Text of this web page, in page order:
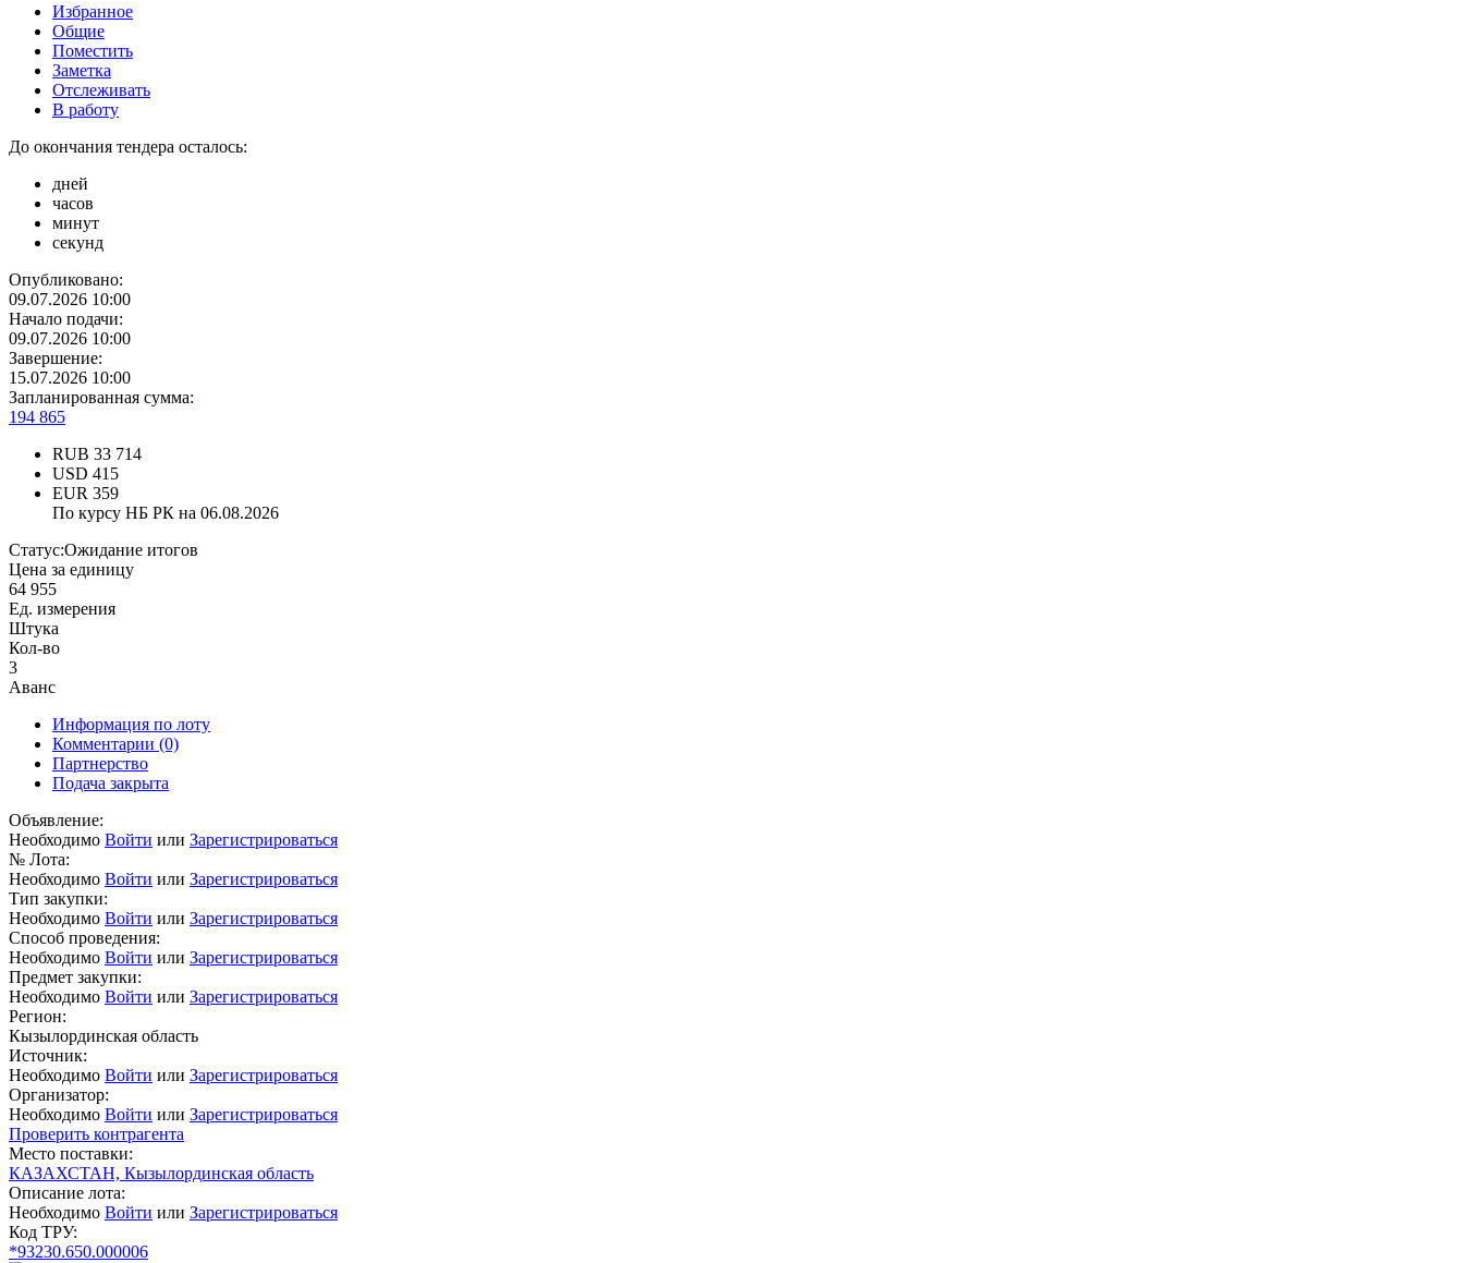
Избранное
Общие
Поместить
Заметка
Отслеживать
В работу
До окончания тендера осталось:
дней
часов
минут
секунд
Опубликовано:
09.07.2026 10:00
Начало подачи:
09.07.2026 10:00
Завершение:
15.07.2026 10:00
Запланированная сумма:
194 865
RUB 33 714
USD 415
EUR 359
По курсу НБ РК на 06.08.2026
Статус:Ожидание итогов
Цена за единицу
64 955
Ед. измерения
Штука
Кол-во
3
Аванс
Информация по лоту
Комментарии (0)
Партнерство
Подача закрыта
Объявление:
Необходимо Войти или Зарегистрироваться
№ Лота:
Необходимо Войти или Зарегистрироваться
Тип закупки:
Необходимо Войти или Зарегистрироваться
Способ проведения:
Необходимо Войти или Зарегистрироваться
Предмет закупки:
Необходимо Войти или Зарегистрироваться
Регион:
Кызылординская область
Источник:
Необходимо Войти или Зарегистрироваться
Организатор:
Необходимо Войти или Зарегистрироваться
Проверить контрагента
Место поставки:
КАЗАХСТАН, Кызылординская область
Описание лота:
Необходимо Войти или Зарегистрироваться
Код ТРУ:
*93230.650.000006